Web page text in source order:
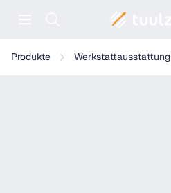
Produkte Werkstattausstattung
Munk Leiterwandhalter